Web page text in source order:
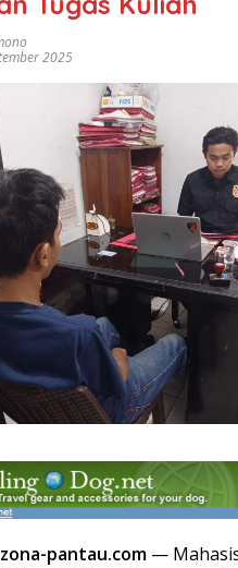
2025
pantau.com —